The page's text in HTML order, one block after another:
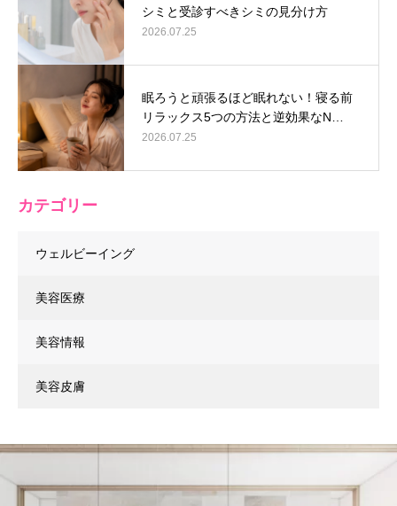
シミと受診すべきシミの見分け方
2026.07.25
眠ろうと頑張るほど眠れない！寝る前
リラックス5つの方法と逆効果なN…
2026.07.25
カテゴリー
ウェルビーイング
美容医療
美容情報
美容皮膚